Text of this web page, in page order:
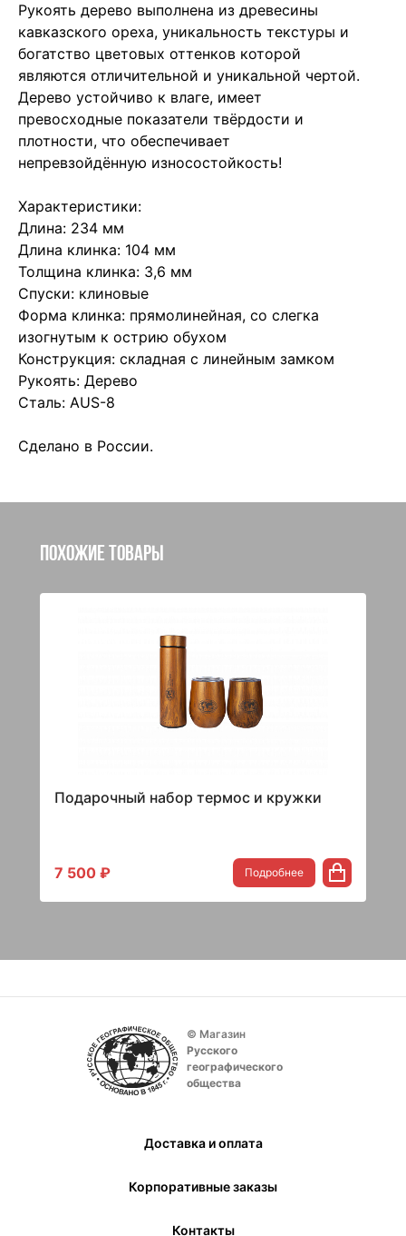
Рукоять дерево выполнена из древесины
кавказского ореха, уникальность текстуры и
богатство цветовых оттенков которой
являются отличительной и уникальной чертой.
Дерево устойчиво к влаге, имеет
превосходные показатели твёрдости и
плотности, что обеспечивает
непревзойдённую износостойкость!
Характеристики:
Длина: 234 мм
Длина клинка: 104 мм
Толщина клинка: 3,6 мм
Спуски: клиновые
Форма клинка: прямолинейная, со слегка
изогнутым к острию обухом
Конструкция: складная с линейным замком
Рукоять: Дерево
Сталь: AUS-8
Сделано в России.
Похожие товары
Подарочный набор термос и кружки
7 500 ₽ Подробнее
© Магазин
Русского
географического
общества
Доставка и оплата
Корпоративные заказы
Контакты